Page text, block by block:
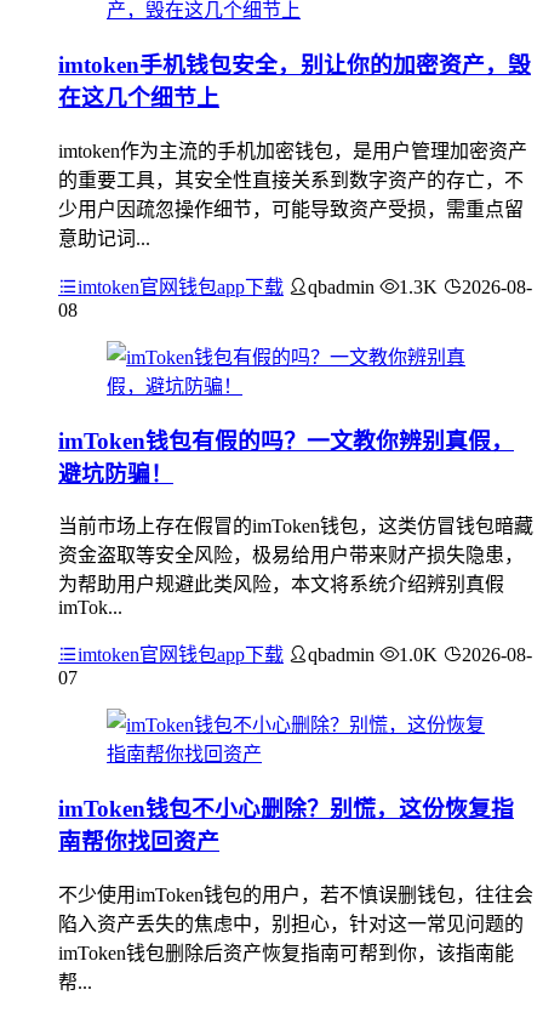
imtoken手机钱包安全，别让你的加密资产，毁
在这几个细节上
imtoken作为主流的手机加密钱包，是用户管理加密资产
的重要工具，其安全性直接关系到数字资产的存亡，不
少用户因疏忽操作细节，可能导致资产受损，需重点留
意助记词...
imtoken官网钱包app下载 qbadmin 1.3K
2026-08-
08
imToken钱包有假的吗？一文教你辨别真假，
避坑防骗！
当前市场上存在假冒的imToken钱包，这类仿冒钱包暗藏
资金盗取等安全风险，极易给用户带来财产损失隐患，
为帮助用户规避此类风险，本文将系统介绍辨别真假
imTok...
imtoken官网钱包app下载 qbadmin 1.0K
2026-08-
07
imToken钱包不小心删除？别慌，这份恢复指
南帮你找回资产
不少使用imToken钱包的用户，若不慎误删钱包，往往会
陷入资产丢失的焦虑中，别担心，针对这一常见问题的
imToken钱包删除后资产恢复指南可帮到你，该指南能
帮...